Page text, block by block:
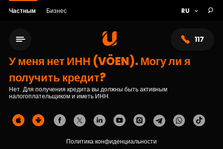
Частным Бизнес
117
У меня нет ИНН (VÖEN). Могу ли я
получить кредит?
Нет. Для получения кредита вы должны быть активным
налогоплательщиком и иметь ИНН.
Политика конфиденциальности